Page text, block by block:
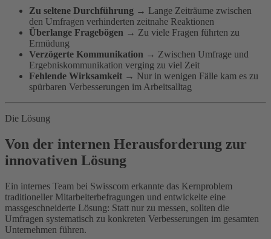
Zu seltene Durchführung → Lange Zeiträume zwischen
den Umfragen verhinderten zeitnahe Reaktionen
Überlange Fragebögen → Zu viele Fragen führten zu
Ermüdung
Verzögerte Kommunikation → Zwischen Umfrage und
Ergebniskommunikation verging zu viel Zeit
Fehlende Wirksamkeit → Nur in wenigen Fälle kam es zu
spürbaren Verbesserungen im Arbeitsalltag
Die Lösung
Von der internen Herausforderung zur
innovativen Lösung
Ein internes Team bei Swisscom erkannte das Kernproblem
traditioneller Mitarbeiterbefragungen und entwickelte eine
massgeschneiderte Lösung: Statt nur zu messen, sollten die
Umfragen systematisch zu konkreten Verbesserungen im gesamten
Unternehmen führen.